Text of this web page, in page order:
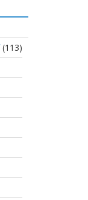
(113)